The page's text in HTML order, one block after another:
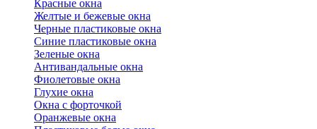
Красные окна
Желтые и бежевые окна
Черные пластиковые окна
Синие пластиковые окна
Зеленые окна
Антивандальные окна
Фиолетовые окна
Глухие окна
Окна с форточкой
Оранжевые окна